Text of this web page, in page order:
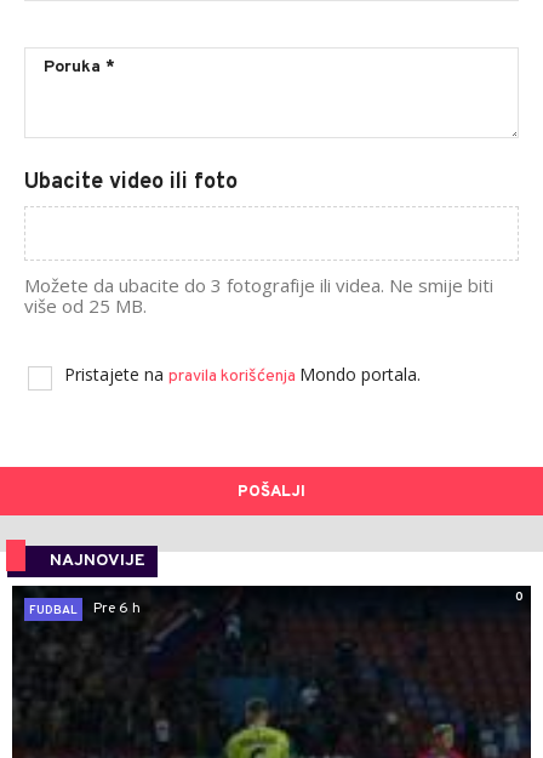
Ubacite video ili foto
Možete da ubacite do 3 fotografije ili videa. Ne smije biti
više od 25 MB.
Pristajete na pravila korišćenja Mondo portala.
POŠALJI
NAJNOVIJE
0
FUDBAL
Pre 6 h